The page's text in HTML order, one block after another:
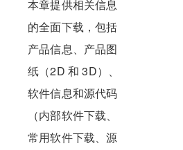
本章提供相关信息
的全面下载，包括
产品信息、产品图
纸（2D 和 3D）、
软件信息和源代码
（内部软件下载、
常用软件下载、源